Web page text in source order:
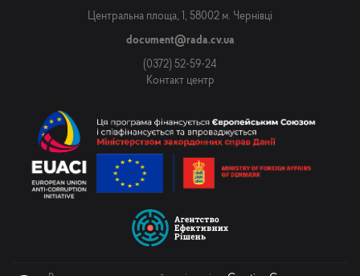
Центральна площа, 1, 58002 м. Чернівці
document@rada.cv.ua
(0372) 52-59-24
Контакт центр